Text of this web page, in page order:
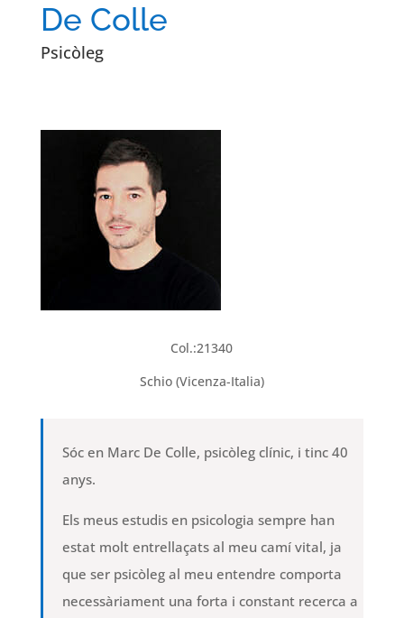
De Colle
Psicòleg
Col.:21340
Schio (Vicenza-Italia)
Sóc en Marc De Colle, psicòleg clínic, i tinc 40
anys.
Els meus estudis en psicologia sempre han
estat molt entrellaçats al meu camí vital, ja
que ser psicòleg al meu entendre comporta
necessàriament una forta i constant recerca a